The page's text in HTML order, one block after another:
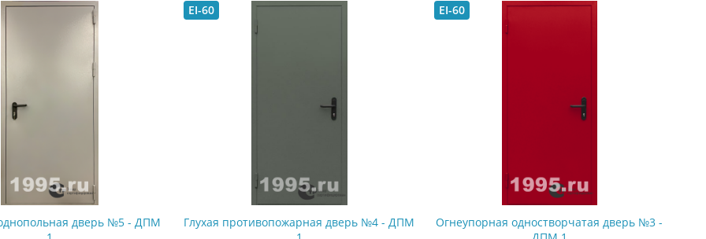
дверь №5 - ДПМ
EI-60
Глухая противопожарная дверь №4 - ДПМ
EI-60
Огнеупорная одностворчатая дверь №3 -